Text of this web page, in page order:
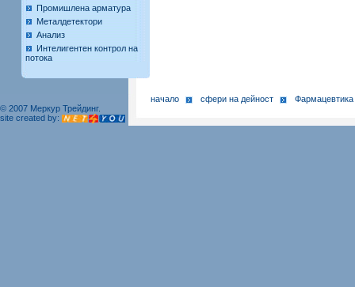
Промишлена арматура
Металдетектори
Анализ
Интелигентен контрол на
потока
начало сфери на дейност
Фармацевтика
© 2007 Меркур Трейдинг.
site created by: